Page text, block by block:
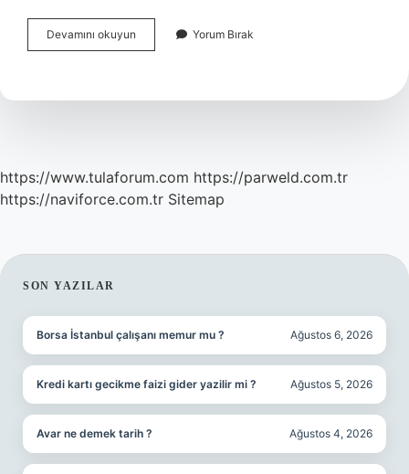
Devamını okuyun
Baltası
Yarar
Yorum Bırak
https://www.tulaforum.com https://parweld.com.tr
https://naviforce.com.tr Sitemap
SIDEBAR
SON YAZILAR
Borsa İstanbul çalışanı memur mu ? Ağustos 6, 2026
Kredi kartı gecikme faizi gider yazilir mi ? Ağustos 5, 2026
Avar ne demek tarih ? Ağustos 4, 2026